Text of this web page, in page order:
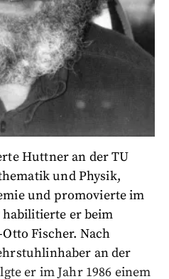
Huttner an der TU
und Physik,
und promovierte im
habilitierte er beim
Fischer. Nach
an der
er im Jahr 1986 einem